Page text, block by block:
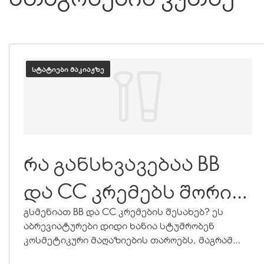
ᲡᲢᲐᲢᲘᲔᲑᲘ ᲛᲐᲙᲘᲐᲟᲖᲔ
რა განსხვავებაა BB
და CC კრემებს შორის
და რომელი უნდა
აირჩიო?
გსმენიათ BB და CC კრემების შესახებ? ეს
აბრევიატურები დიდი ხანია სტუმრობენ
კოსმეტიკური მაღაზიების თაროებს, მაგრამ